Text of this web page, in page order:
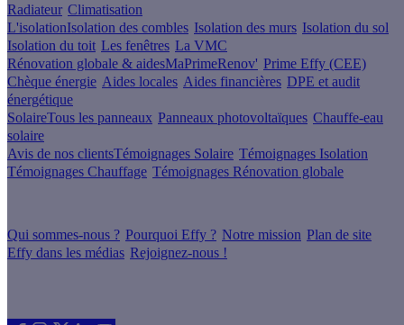
Radiateur Climatisation
L'isolationIsolation des combles Isolation des murs Isolation du sol
Isolation du toit Les fenêtres La VMC
Rénovation globale & aidesMaPrimeRenov' Prime Effy (CEE)
Chèque énergie Aides locales Aides financières DPE et audit
énergétique
SolaireTous les panneaux Panneaux photovoltaïques Chauffe-eau
solaire
Avis de nos clientsTémoignages Solaire Témoignages Isolation
Témoignages Chauffage Témoignages Rénovation globale
Qui sommes-nous ? Pourquoi Effy ? Notre mission Plan de site
Effy dans les médias Rejoignez-nous !